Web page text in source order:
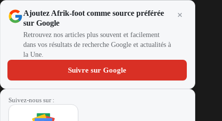
Ajoutez Afrik-foot comme source préférée
sur Google
Retrouvez nos articles plus souvent et facilement
dans vos résultats de recherche Google et actualités à
la Une.
Suivre sur Google
Suivez-nous sur :